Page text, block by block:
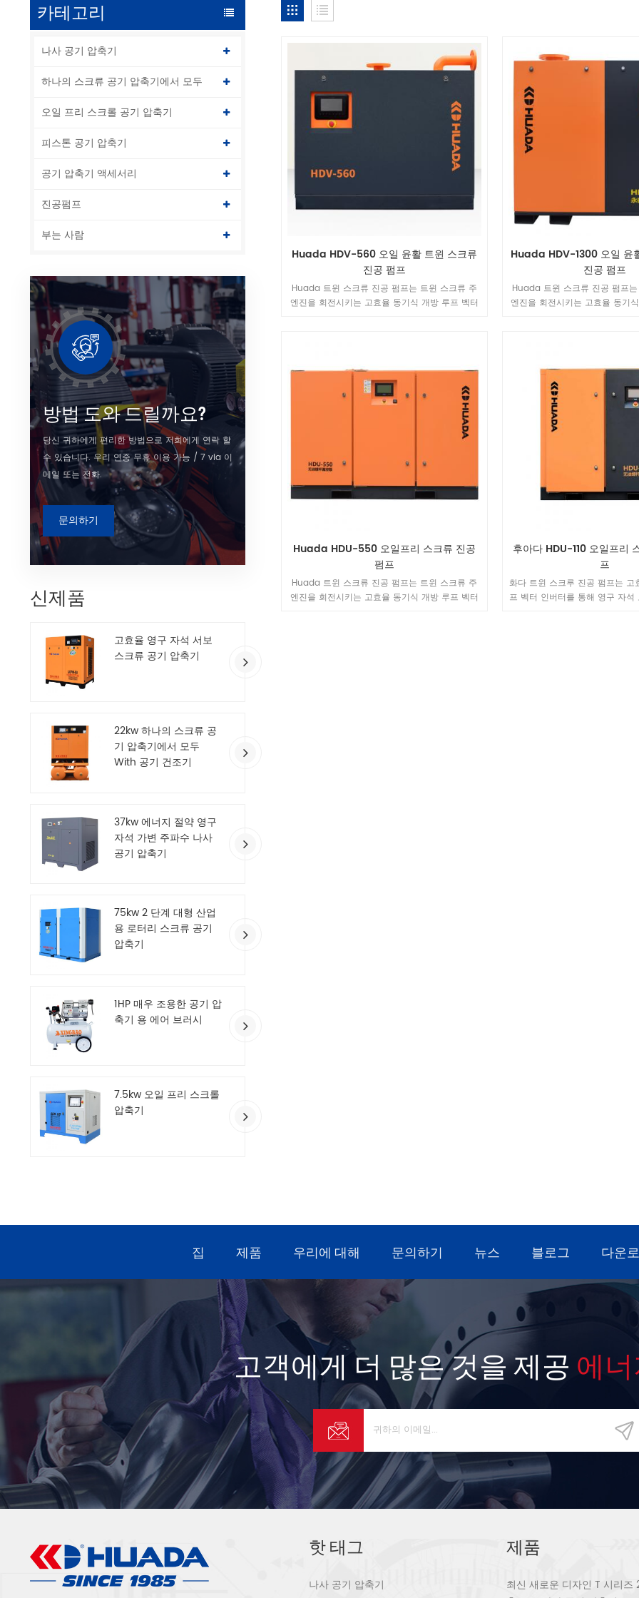
카테고리
나사 공기 압축기
하나의 스크류 공기 압축기에서 모두
오일 프리 스크롤 공기 압축기
피스톤 공기 압축기
공기 압축기 액세서리
진공펌프
부는 사람
방법 도와 드릴까요?
당신 귀하에게 편리한 방법으로 저희에게 연락 할
수 있습니다. 우리 연중 무휴 이용 가능 / 7 via 이
메일 또는 전화.
문의하기
신제품
고효율 영구 자석 서보
스크류 공기 압축기
22kw 하나의 스크류 공
기 압축기에서 모두
With 공기 건조기
37kw 에너지 절약 영구
자석 가변 주파수 나사
공기 압축기
75kw 2 단계 대형 산업
용 로터리 스크류 공기
압축기
1HP 매우 조용한 공기 압
축기 용 에어 브러시
7.5kw 오일 프리 스크롤
압축기
Huada HDV-560 오일 윤활 트윈 스크류
진공 펌프
Huada 트윈 스크류 진공 펌프는 트윈 스크류 주
엔진을 회전시키는 고효율 동기식 개방 루프 벡터
안정적인 진공도를 달성할 수 있습니다.
Huada HDV-1300 오일 윤
진공 펌프
Huada 트윈 스크류 진공 펌프
엔진을 회전시키는 고효율 동기
안정적인 진공도를 달성할
Huada HDU-550 오일프리 스크류 진공
펌프
Huada 트윈 스크류 진공 펌프는 트윈 스크류 주
엔진을 회전시키는 고효율 동기식 개방 루프 벡터
후아다 HDU-110 오일프리
프
화다 트윈 스크루 진공 펌프는 고
프 벡터 인버터를 통해 영구 자석
집 제품 우리에 대해 문의하기 뉴스 블로그 다운
고객에게 더 많은 것을 제공 에
핫 태그
나사 공기 압축기
제품
최신 새로운 디자인 T 시리즈